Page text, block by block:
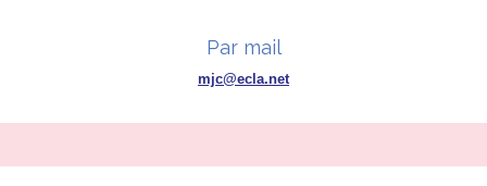
Par mail
mjc@ecla.net